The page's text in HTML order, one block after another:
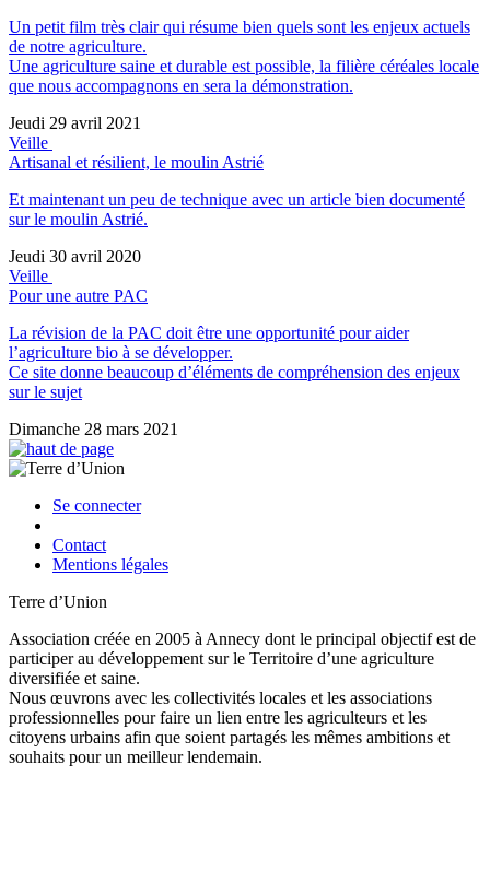
Un petit film très clair qui résume bien quels sont les enjeux actuels
de notre agriculture.
Une agriculture saine et durable est possible, la filière céréales locale
que nous accompagnons en sera la démonstration.
Jeudi 29 avril 2021
Veille
Artisanal et résilient, le moulin Astrié
Et maintenant un peu de technique avec un article bien documenté
sur le moulin Astrié.
Jeudi 30 avril 2020
Veille
Pour une autre PAC
La révision de la PAC doit être une opportunité pour aider
l’agriculture bio à se développer.
Ce site donne beaucoup d’éléments de compréhension des enjeux
sur le sujet
Dimanche 28 mars 2021
Se connecter
Contact
Mentions légales
Terre d’Union
Association créée en 2005 à Annecy dont le principal objectif est de
participer au développement sur le Territoire d’une agriculture
diversifiée et saine.
Nous œuvrons avec les collectivités locales et les associations
professionnelles pour faire un lien entre les agriculteurs et les
citoyens urbains afin que soient partagés les mêmes ambitions et
souhaits pour un meilleur lendemain.